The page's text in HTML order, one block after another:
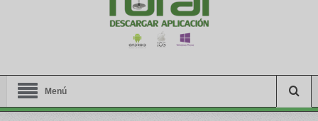
Menú